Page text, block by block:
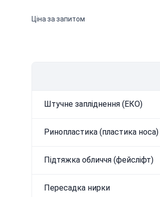
Ціна за запитом
Штучне запліднення (ЕКО)
Ринопластика (пластика носа)
Підтяжка обличчя (фейсліфт)
Пересадка нирки